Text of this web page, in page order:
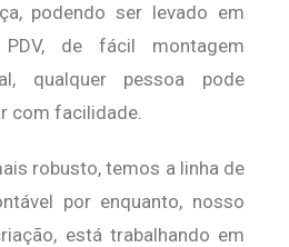
podendo ser levado em
de fácil montagem
qualquer pessoa pode
com facilidade.
robusto, temos a linha de
por enquanto, nosso
está trabalhando em